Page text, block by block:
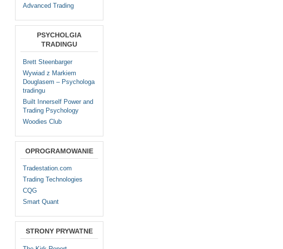
Advanced Trading
PSYCHOLGIA
TRADINGU
Brett Steenbarger
Wywiad z Markiem
Douglasem – Psychologa
tradingu
Built Innerself Power and
Trading Psychology
Woodies Club
OPROGRAMOWANIE
Tradestation.com
Trading Technologies
CQG
Smart Quant
STRONY PRYWATNE